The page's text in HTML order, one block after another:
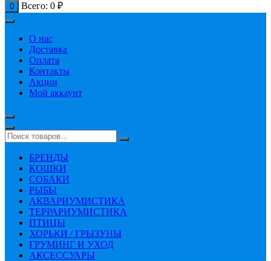
0 Всего: 0 ₽
О нас
Доставка
Оплата
Контакты
Акции
Мой аккаунт
БРЕНДЫ
КОШКИ
СОБАКИ
РЫБЫ
АКВАРИУМИСТИКА
ТЕРРАРИУМИСТИКА
ПТИЦЫ
ХОРЬКИ / ГРЫЗУНЫ
ГРУМИНГ И УХОД
АКСЕССУАРЫ